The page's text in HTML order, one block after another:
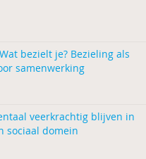
bezielt je? Bezieling als
samenwerking
veerkrachtig blijven in
sociaal domein